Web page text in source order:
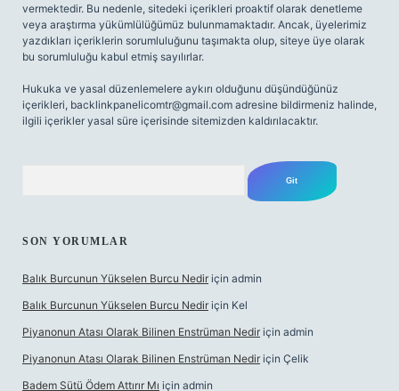
vermektedir. Bu nedenle, sitedeki içerikleri proaktif olarak denetleme
veya araştırma yükümlülüğümüz bulunmamaktadır. Ancak, üyelerimiz
yazdıkları içeriklerin sorumluluğunu taşımakta olup, siteye üye olarak
bu sorumluluğu kabul etmiş sayılırlar.
Hukuka ve yasal düzenlemelere aykırı olduğunu düşündüğünüz
içerikleri, backlinkpanelicomtr@gmail.com adresine bildirmeniz halinde,
ilgili içerikler yasal süre içerisinde sitemizden kaldırılacaktır.
SON YORUMLAR
Balık Burcunun Yükselen Burcu Nedir için admin
Balık Burcunun Yükselen Burcu Nedir için Kel
Piyanonun Atası Olarak Bilinen Enstrüman Nedir için admin
Piyanonun Atası Olarak Bilinen Enstrüman Nedir için Çelik
Badem Sütü Ödem Attırır Mı için admin